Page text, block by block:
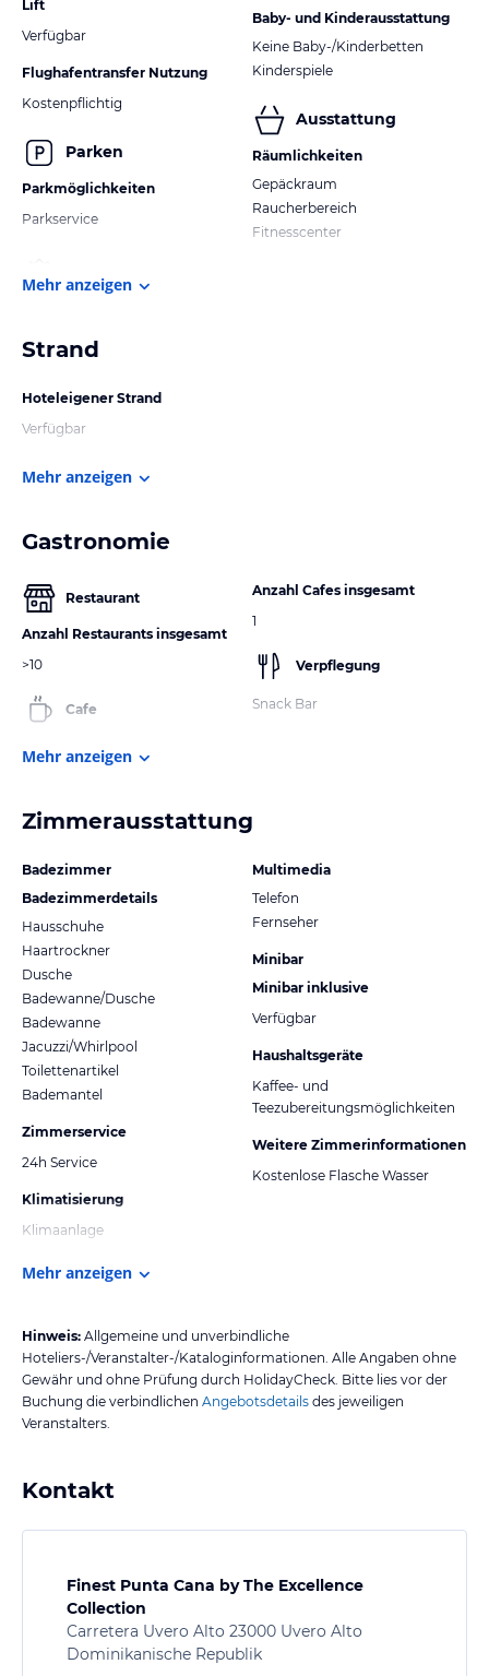
Lift
Verfügbar
Flughafentransfer Nutzung
Kostenpflichtig
Parken
Parkmöglichkeiten
Parkservice
Baby- und Kinderausstattung
Keine Baby-/Kinderbetten
Kinderspiele
Ausstattung
Räumlichkeiten
Gepäckraum
Raucherbereich
Fitnesscenter
Mehr anzeigen
Strand
Hoteleigener Strand
Verfügbar
Mehr anzeigen
Gastronomie
Restaurant
Anzahl Restaurants insgesamt
>10
Cafe
Anzahl Cafes insgesamt
1
Verpflegung
Snack Bar
Mehr anzeigen
Zimmerausstattung
Badezimmer
Badezimmerdetails
Hausschuhe
Haartrockner
Dusche
Badewanne/Dusche
Badewanne
Jacuzzi/Whirlpool
Toilettenartikel
Bademantel
Zimmerservice
24h Service
Klimatisierung
Klimaanlage
Multimedia
Telefon
Fernseher
Minibar
Minibar inklusive
Verfügbar
Haushaltsgeräte
Kaffee- und
Teezubereitungsmöglichkeiten
Weitere Zimmerinformationen
Kostenlose Flasche Wasser
Mehr anzeigen
Hinweis: Allgemeine und unverbindliche
Hoteliers-/Veranstalter-/Kataloginformationen. Alle Angaben ohne
Gewähr und ohne Prüfung durch HolidayCheck. Bitte lies vor der
Buchung die verbindlichen Angebotsdetails des jeweiligen
Veranstalters.
Kontakt
Finest Punta Cana by The Excellence
Collection
Carretera Uvero Alto 23000 Uvero Alto
Dominikanische Republik